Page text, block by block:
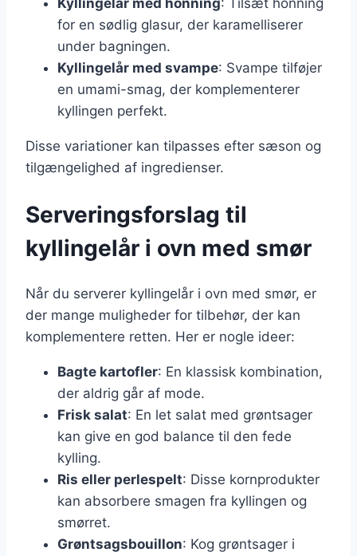
Kyllingelår med honning: Tilsæt honning
for en sødlig glasur, der karamelliserer
under bagningen.
Kyllingelår med svampe: Svampe tilføjer
en umami-smag, der komplementerer
kyllingen perfekt.
Disse variationer kan tilpasses efter sæson og
tilgængelighed af ingredienser.
Serveringsforslag til
kyllingelår i ovn med smør
Når du serverer kyllingelår i ovn med smør, er
der mange muligheder for tilbehør, der kan
komplementere retten. Her er nogle ideer:
Bagte kartofler: En klassisk kombination,
der aldrig går af mode.
Frisk salat: En let salat med grøntsager
kan give en god balance til den fede
kylling.
Ris eller perlespelt: Disse kornprodukter
kan absorbere smagen fra kyllingen og
smørret.
Grøntsagsbouillon: Kog grøntsager i